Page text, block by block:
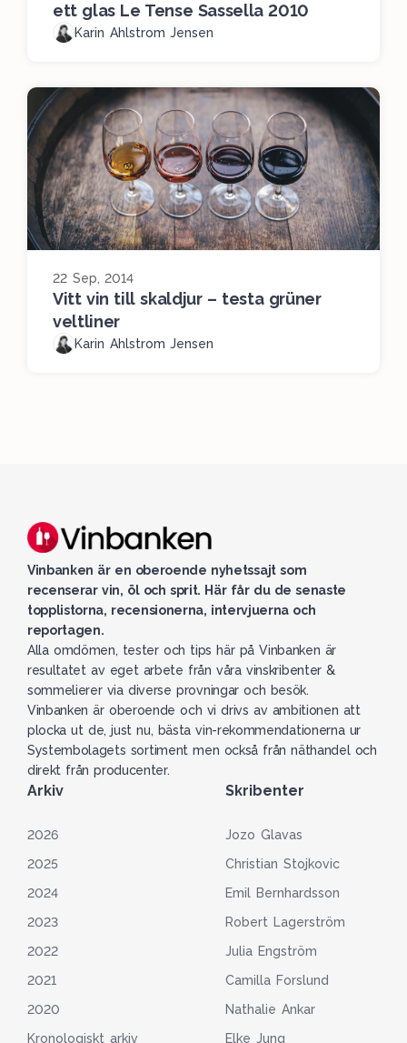
ett glas Le Tense Sassella 2010
Karin Ahlstrom Jensen
22 Sep, 2014
Vitt vin till skaldjur – testa grüner
veltliner
Karin Ahlstrom Jensen
Vinbanken är en oberoende nyhetssajt som
recenserar vin, öl och sprit. Här får du de senaste
topplistorna, recensionerna, intervjuerna och
reportagen.
Alla omdömen, tester och tips här på Vinbanken är
resultatet av eget arbete från våra vinskribenter &
sommelierer via diverse provningar och besök.
Vinbanken är oberoende och vi drivs av ambitionen att
plocka ut de, just nu, bästa vin-rekommendationerna ur
Systembolagets sortiment men också från näthandel och
direkt från producenter.
Arkiv
2026
2025
2024
2023
2022
2021
2020
Kronologiskt arkiv
Skribenter
Jozo Glavas
Christian Stojkovic
Emil Bernhardsson
Robert Lagerström
Julia Engström
Camilla Forslund
Nathalie Ankar
Elke Jung